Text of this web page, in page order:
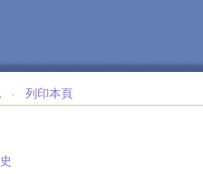
‧
列印本頁